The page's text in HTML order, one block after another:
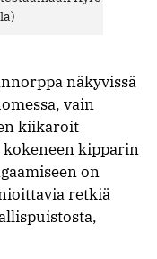
näkyvissä
vain
kiikaroit
kipparin
on
retkiä